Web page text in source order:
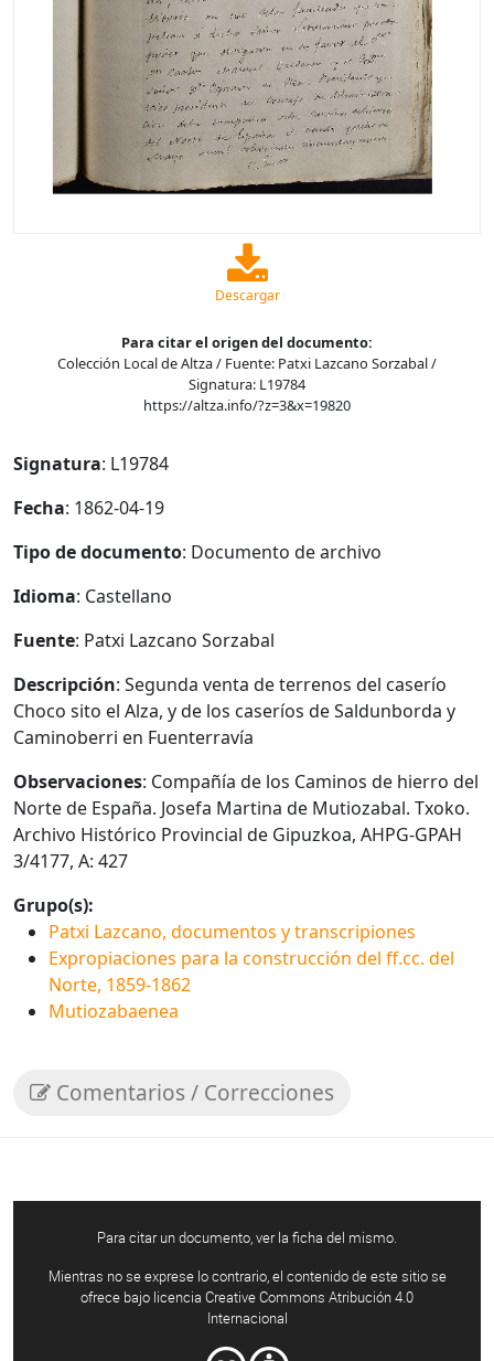
Descargar
Para citar el origen del documento:
Colección Local de Altza / Fuente: Patxi Lazcano Sorzabal /
Signatura: L19784
https://altza.info/?z=3&x=19820
Signatura: L19784
Fecha: 1862-04-19
Tipo de documento: Documento de archivo
Idioma: Castellano
Fuente: Patxi Lazcano Sorzabal
Descripción: Segunda venta de terrenos del caserío
Choco sito el Alza, y de los caseríos de Saldunborda y
Caminoberri en Fuenterravía
Observaciones: Compañía de los Caminos de hierro del
Norte de España. Josefa Martina de Mutiozabal. Txoko.
Archivo Histórico Provincial de Gipuzkoa, AHPG-GPAH
3/4177, A: 427
Grupo(s):
Patxi Lazcano, documentos y transcripiones
Expropiaciones para la construcción del ff.cc. del
Norte, 1859-1862
Mutiozabaenea
Comentarios / Correcciones
Para citar un documento, ver la ficha del mismo.
Mientras no se exprese lo contrario, el contenido de este sitio se
ofrece bajo licencia Creative Commons Atribución 4.0
Internacional